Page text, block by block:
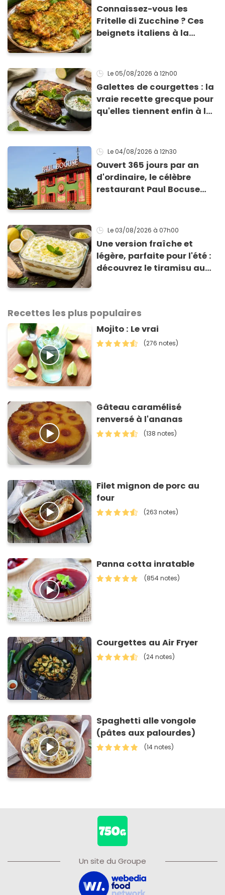
Connaissez-vous les
Fritelle di Zucchine ? Ces
beignets italiens à la
Le 05/08/2026 à 12h00
Galettes de courgettes : la
vraie recette grecque pour
qu'elles tiennent enfin à la
Le 04/08/2026 à 12h30
Ouvert 365 jours par an
d'ordinaire, le célèbre
restaurant Paul Bocuse
Le 03/08/2026 à 07h00
Une version fraîche et
légère, parfaite pour l'été :
découvrez le tiramisu au
Recettes les plus populaires
Mojito : Le vrai
(276 notes)
Gâteau caramélisé
renversé à l'ananas
(138 notes)
Filet mignon de porc au
four
(263 notes)
Panna cotta inratable
(854 notes)
Courgettes au Air Fryer
(24 notes)
Spaghetti alle vongole
(pâtes aux palourdes)
(14 notes)
Un site du Groupe